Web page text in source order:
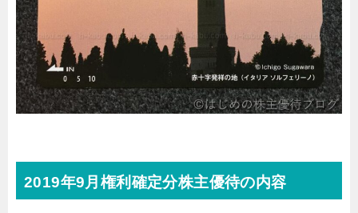
2019年9月権利確定分株主優待の内容